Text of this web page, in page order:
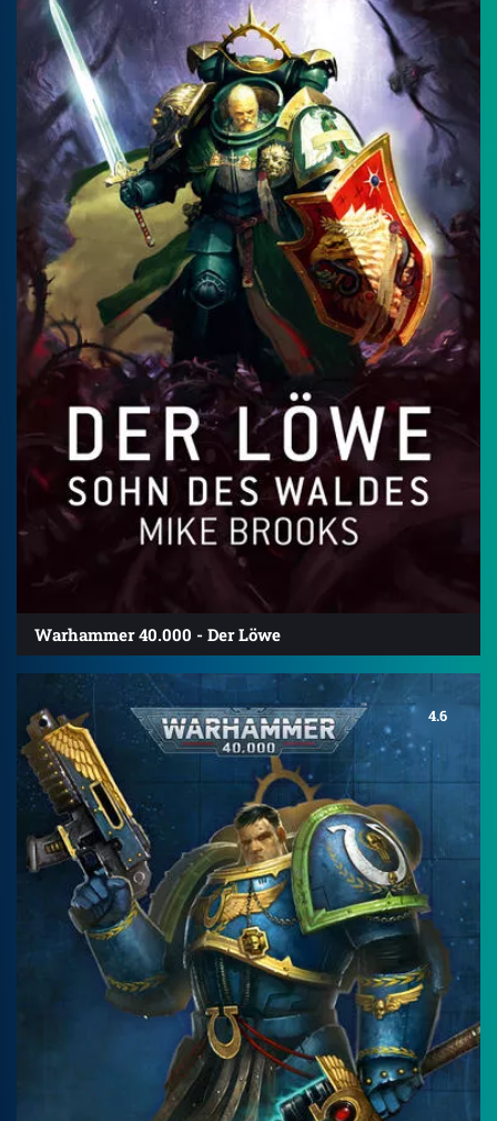
Warhammer 40.000 - Der Löwe
4.6